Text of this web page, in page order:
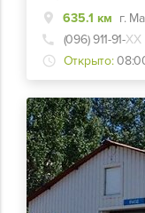
635.1 км
(096) 911-91-ХХ
Открыто: